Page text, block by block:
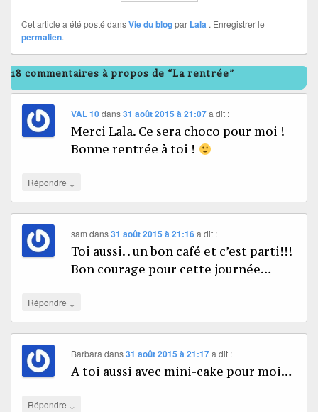
Cet article a été posté dansVie du blogpar Lala . Enregistrer le
permalien.
18 commentaires à propos de “La rentrée”
VAL 10dans31 août 2015 à 21:07 a dit :
Merci Lala. Ce sera choco pour moi !
Bonne rentrée à toi !
Répondre ↓
sam dans31 août 2015 à 21:16 a dit :
Toi aussi. . un bon café et c’est parti!!!
Bon courage pour cette journée…
Répondre ↓
Barbara dans31 août 2015 à 21:17 a dit :
A toi aussi avec mini-cake pour moi…
Répondre ↓